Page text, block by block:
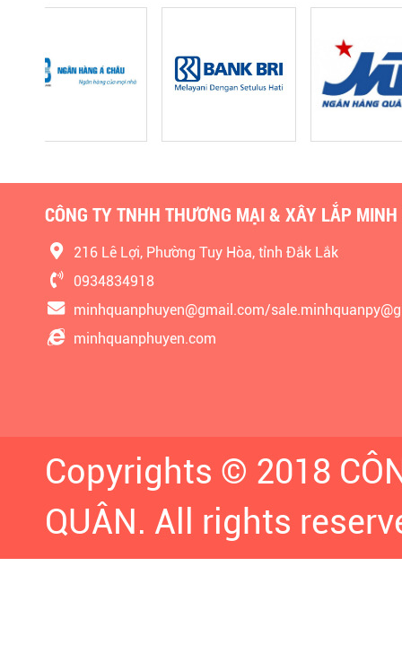
CÔNG TY TNHH THƯƠNG MẠI & XÂY LẮP
216 Lê Lợi, Phường Tuy Hòa, tỉnh Đắk Lắk
0934834918
minhquanphuyen@gmail.com/
minhquanphuyen.com
Copyrights © 2018
QUÂN. All rights